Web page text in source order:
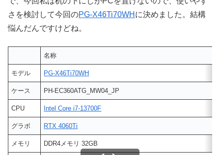
さを検討して今回のPG-X46Ti70WH に決めました。結構
悩んだんですけどね。
名称
モデル PG-X46Ti70WH
ケース PH-EC360ATG_MW04_JP
CPU Intel Core i7-13700F
グラボ RTX 4060Ti
メモリ DDR4メモリ 32GB